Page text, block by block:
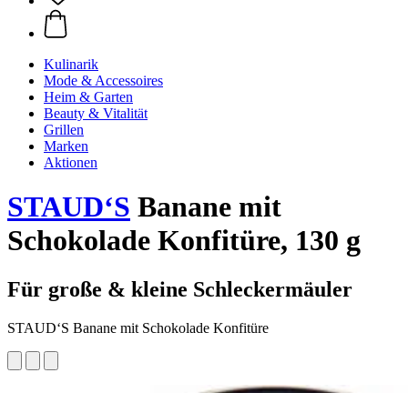
Kulinarik
Mode & Accessoires
Heim & Garten
Beauty & Vitalität
Grillen
Marken
Aktionen
STAUD‘S Banane mit
Schokolade Konfitüre, 130 g
Für große & kleine Schleckermäuler
STAUD‘S Banane mit Schokolade Konfitüre